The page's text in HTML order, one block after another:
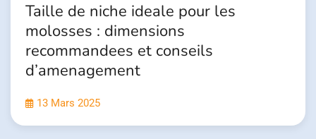
Taille de niche ideale pour les
molosses : dimensions
recommandees et conseils
d’amenagement
13 Mars 2025